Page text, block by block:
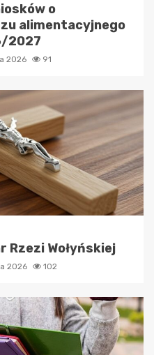
o
alimentacyjnego
2027
2026 91
Rzezi Wołyńskiej
2026 102